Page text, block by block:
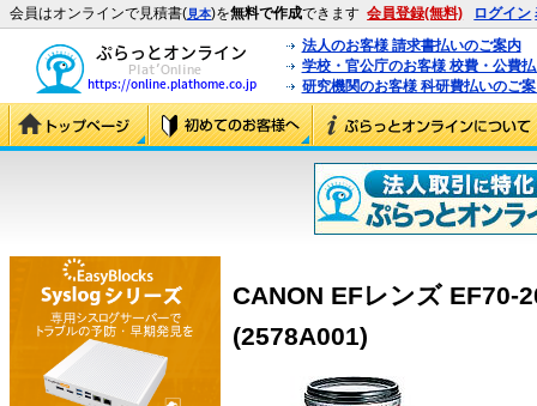
会員はオンラインで見積書(見本)を無料で作成できます 会員登録(無料) ログイン
法人のお客様 請求書払いのご案内
学校・官公庁のお客様 校費・公費
研究機関のお客様 科研費払いのご
CANON EFレンズ EF70-
(2578A001)